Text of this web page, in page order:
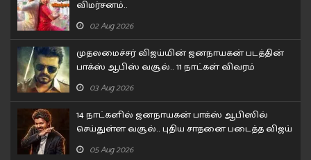
விமர்சனம்..
02 Aug 2026
முதலமைச்சர் விஜய்யின் ஜனநாயகன் படத்தின்
பாக்ஸ் ஆபிஸ் வசூல்.. 11 நாட்கள் விவரம்
03 Aug 2026
14 நாட்களில் ஜனநாயகன் பாக்ஸ் ஆபிஸில்
செய்துள்ள வசூல்.. புதிய சாதனை படைத்த விஜய்
05 Aug 2026